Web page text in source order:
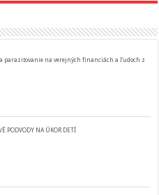
parazitovanie na verejných financiách a ľudoch z
PODVODY NA ÚKOR DETÍ